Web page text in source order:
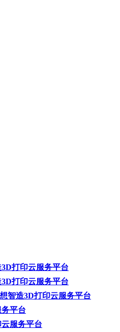
打印云服务平台
打印云服务平台
智造3D打印云服务平台
平台
服务平台